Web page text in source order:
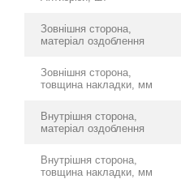
Зовнішня сторона,
матеріал оздоблення
Зовнішня сторона,
товщина накладки, мм
Внутрішня сторона,
матеріал оздоблення
Внутрішня сторона,
товщина накладки, мм